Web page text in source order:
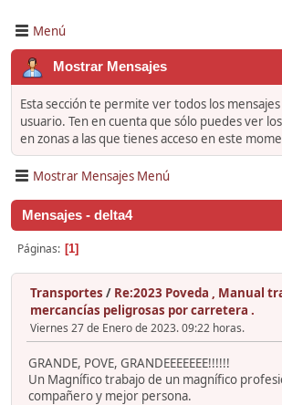
Menú
Mostrar Mensajes
Esta sección te permite ver todos los
usuario. Ten en cuenta que sólo puedes ver
en zonas a las que tienes acceso en este
Mostrar Mensajes Menú
Mensajes - delta4
Páginas 1
Transportes / Re:2023 Poveda , Manual
mercancías peligrosas por carretera .
Viernes 27 de Enero de 2023. 09:22 horas.
GRANDE, POVE, GRANDEEEEEEE!!!!!!
Un Magnífico trabajo de un magnífico
compañero y mejor persona.